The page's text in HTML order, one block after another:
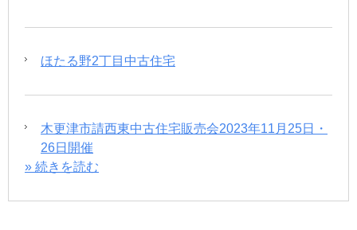
ほたる野2丁目中古住宅
木更津市請西東中古住宅販売会2023年11月25日・
26日開催
» 続きを読む